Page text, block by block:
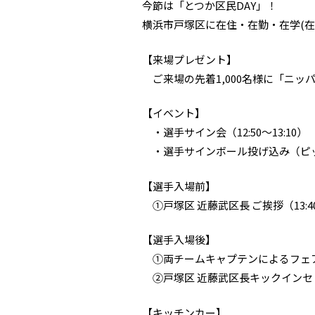
今節は「とつか区民DAY」！
横浜市戸塚区に在住・在勤・在学(
【来場プレゼント】
ご来場の先着1,000名様に「ニッ
【イベント】
・選手サイン会（12:50～13:10）
・選手サインボール投げ込み（
【選手入場前】
①戸塚区 近藤武区長 ご挨拶（
【選手入場後】
①両チームキャプテンによるフェ
②戸塚区 近藤武区長キックインセ